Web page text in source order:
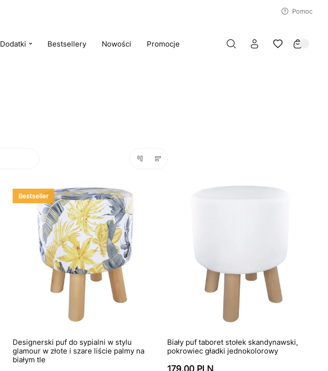
Pomoc
Dodatki Bestsellery Nowości Promocje
Bestseller
Designerski puf do sypialni w stylu
glamour w złote i szare liście palmy na
białym tle
Biały puf taboret stołek skandynawski,
pokrowiec gładki jednokolorowy
179.00 PLN